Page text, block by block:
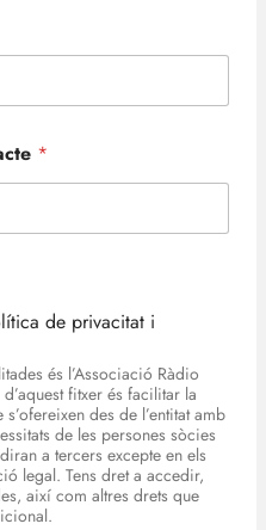
*
de privacitat i
és l’Associació Ràdio
fitxer és facilitar la
des de l’entitat amb
de les persones sòcies
a tercers excepte en els
legal. Tens dret a accedir,
així com altres drets que